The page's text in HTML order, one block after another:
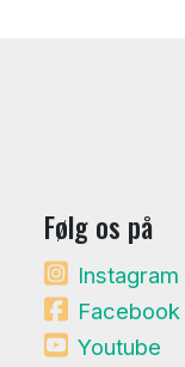
Følg os på
Instagram
Facebook
Youtube